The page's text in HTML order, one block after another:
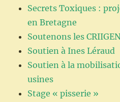
Secrets Toxiques :
en Bretagne
Soutenons les
Soutien à Ines Léraud
Soutien à la
usines
Stage « pisserie »